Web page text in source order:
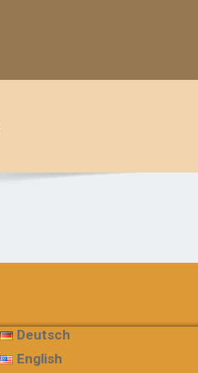
Deutsch
English